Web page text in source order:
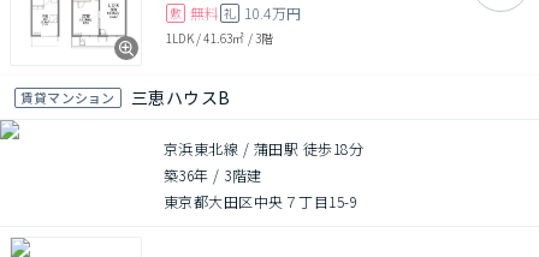
敷 無料 礼 10.4万円
1LDK/41.63㎡ /3階
賃貸マンション 三恵ハウスB
京浜東北線 / 蒲田駅 徒歩18分
築36年 / 3階建
東京都大田区中央７丁目15-9